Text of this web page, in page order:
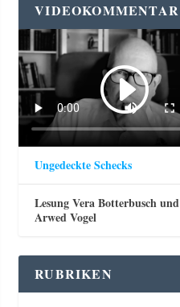
VIDEOKOMMENTAR
Ungedeckte Schecks
Lesung Vera Botterbusch und
Arwed Vogel
RUBRIKEN